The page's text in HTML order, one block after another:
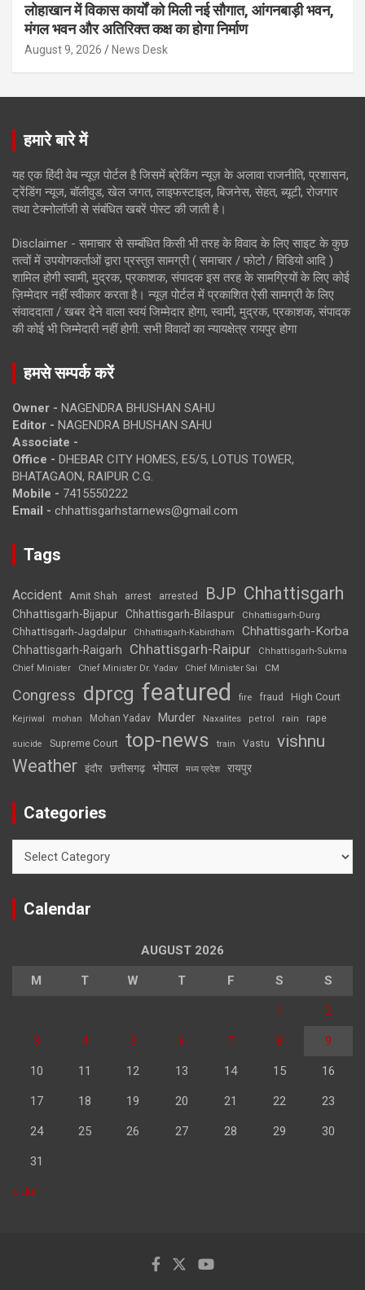
लोहाखान में विकास कार्यों को मिली नई सौगात, आंगनबाड़ी भवन,
मंगल भवन और अतिरिक्त कक्ष का होगा निर्माण
August 9, 2026 News Desk
हमारे बारे में
यह एक हिंदी वेब न्यूज़ पोर्टल है जिसमें ब्रेकिंग न्यूज़ के अलावा राजनीति, प्रशासन,
ट्रेंडिंग न्यूज, बॉलीवुड, खेल जगत, लाइफस्टाइल, बिजनेस, सेहत, ब्यूटी, रोजगार
तथा टेक्नोलॉजी से संबंधित खबरें पोस्ट की जाती है।
Disclaimer - समाचार से सम्बंधित किसी भी तरह के विवाद के लिए साइट के कुछ
तत्वों में उपयोगकर्ताओं द्वारा प्रस्तुत सामग्री ( समाचार / फोटो / विडियो आदि )
शामिल होगी स्वामी, मुद्रक, प्रकाशक, संपादक इस तरह के सामग्रियों के लिए कोई
ज़िम्मेदार नहीं स्वीकार करता है। न्यूज़ पोर्टल में प्रकाशित ऐसी सामग्री के लिए
संवाददाता / खबर देने वाला स्वयं जिम्मेदार होगा, स्वामी, मुद्रक, प्रकाशक, संपादक
की कोई भी जिम्मेदारी नहीं होगी. सभी विवादों का न्यायक्षेत्र रायपुर होगा
हमसे सम्पर्क करें
Owner - NAGENDRA BHUSHAN SAHU
Editor - NAGENDRA BHUSHAN SAHU
Associate -
Office - DHEBAR CITY HOMES, E5/5, LOTUS TOWER,
BHATAGAON, RAIPUR C.G.
Mobile - 7415550222
Email - chhattisgarhstarnews@gmail.com
Tags
Accident Amit Shah arrest arrested BJP Chhattisgarh
Chhattisgarh-Bijapur Chhattisgarh-Bilaspur Chhattisgarh-Durg
Chhattisgarh-Jagdalpur Chhattisgarh-Kabirdham Chhattisgarh-Korba
Chhattisgarh-Raigarh Chhattisgarh-Raipur
Chhattisgarh-Sukma
Chief Minister
Chief Minister Dr. Yadav Chief Minister Sai CM
Congress dprcg featured fire fraud High Court
Kejriwal mohan Mohan Yadav Murder Naxalites petrol rain rape
suicide Supreme Court top-news train Vastu vishnu
Weather इंदौर छत्तीसगढ़ भोपाल मध्य प्रदेश रायपुर
Categories
Calendar
AUGUST 2026
M T W T F S S
1 2
3 4 5 6 7 8 9
10 11 12 13 14 15 16
17 18 19 20 21 22 23
24 25 26 27 28 29 30
31
« Jul